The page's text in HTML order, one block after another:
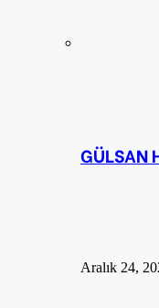
GÜLSAN
Aralık 24,